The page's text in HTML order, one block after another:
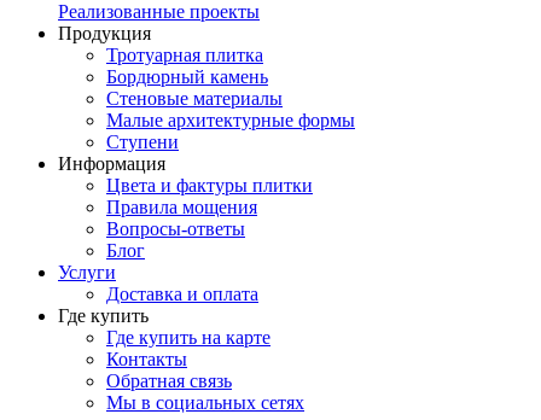
Реализованные проекты
Продукция
Тротуарная плитка
Бордюрный камень
Стеновые материалы
Малые архитектурные формы
Ступени
Информация
Цвета и фактуры плитки
Правила мощения
Вопросы-ответы
Блог
Услуги
Доставка и оплата
Где купить
Где купить на карте
Контакты
Обратная связь
Мы в социальных сетях